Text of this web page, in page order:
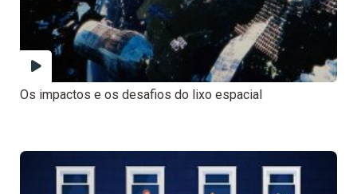
Os impactos e os desafios do lixo espacial